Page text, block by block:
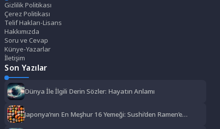
Gizlilik Politikası
Çerez Politikası
Telif Hakları-Lisans
Hakkımızda
Soru ve Cevap
Künye-Yazarlar
İletişim
Son Yazılar
Dünya İle İlgili Derin Sözler: Hayatın Anlamı
Japonya’nın En Meşhur 16 Yemeği: Sushi’den Ramen’e